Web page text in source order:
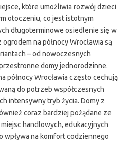
które umożliwia rozwój dzieci
otoczeniu, co jest istotnym
długoterminowe osiedlenie się w
na północy Wrocławia są
– od nowoczesnych
domy jednorodzinne.
północy Wrocławia często cechują
do potrzeb współczesnych
intensywny tryb życia. Domy z
coraz bardziej pożądane ze
handlowych, edukacyjnych
wpływa na komfort codziennego